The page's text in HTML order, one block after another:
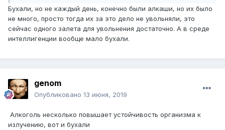
Бухали, но не каждый день, конечно были алкаши, но их было
не много, просто тогда их за это дело не увольняли, это
сейчас одного залета для увольнения достаточно. А в среде
интеллигенции вообще мало бухали.
genom
Опубликовано 13 июня, 2019
Алкоголь несколько повышает устойчивость организма к
излучению, вот и бухали